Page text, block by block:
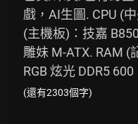
戲，AI生圖. CPU (
(主機板)：技嘉
雕妹 M-ATX. RAM (
RGB 炫光 DDR5 600
(還有2303個字)